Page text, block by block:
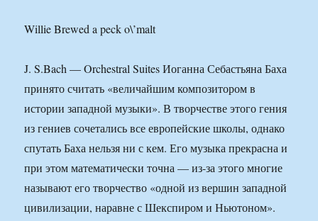
Willie Brewed a peck o\’malt
J. S.Bach — Orchestral Suites Иоганна Себастьяна Баха
принято считать «величайшим композитором в
истории западной музыки». В творчестве этого гения
из гениев сочетались все европейские школы, однако
спутать Баха нельзя ни с кем. Его музыка прекрасна и
при этом математически точна — из-за этого многие
называют его творчество «одной из вершин западной
цивилизации, наравне с Шекспиром и Ньютоном».